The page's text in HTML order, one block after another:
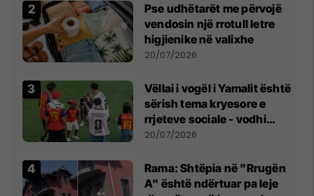
Pse udhëtarët me përvojë
vendosin një rrotull letre
higjienike në valixhe
20/07/2026
Vëllai i vogël i Yamalit është
sërish tema kryesore e
rrjeteve sociale - vodhi
vëmendjen pas finales së
20/07/2026
Rama: Shtëpia në "Rrugën
A" është ndërtuar pa leje